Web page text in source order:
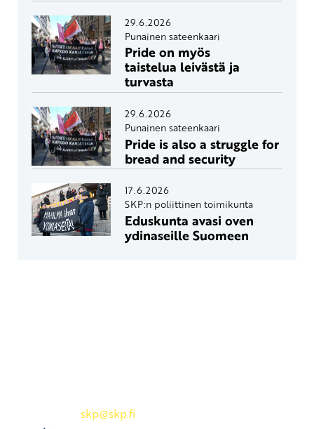
29.6.2026
Punainen sateenkaari
Pride on myös
taistelua leivästä ja
turvasta
29.6.2026
Punainen sateenkaari
Pride is also a struggle for
bread and security
17.6.2026
SKP:n poliittinen toimikunta
Eduskunta avasi oven
ydinaseille Suomeen
skp@skp.fi